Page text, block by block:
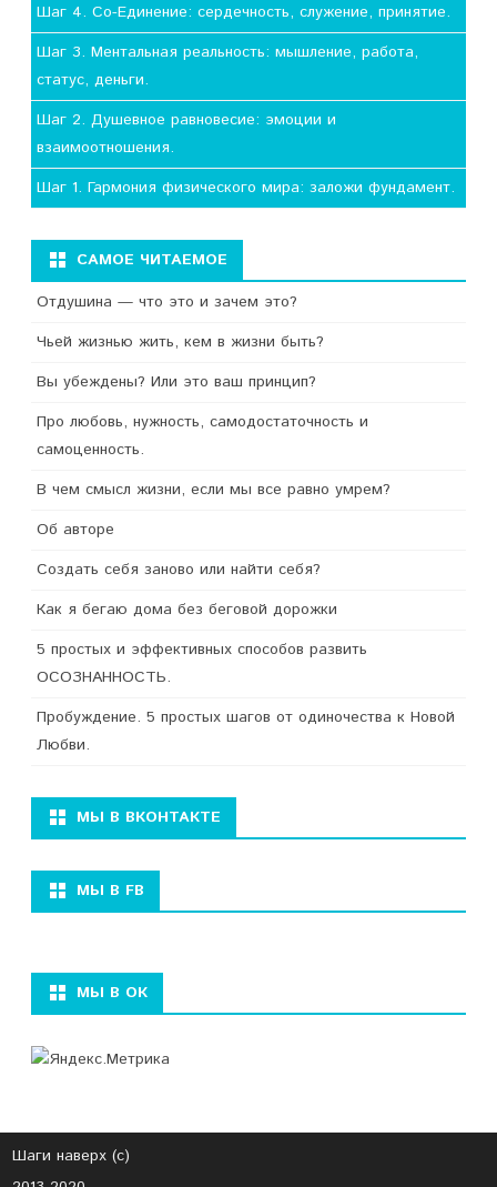
Шаг 4. Со-Единение: сердечность, служение, принятие.
Шаг 3. Ментальная реальность: мышление, работа,
статус, деньги.
Шаг 2. Душевное равновесие: эмоции и
взаимоотношения.
Шаг 1. Гармония физического мира: заложи фундамент.
САМОЕ ЧИТАЕМОЕ
Отдушина — что это и зачем это?
Чьей жизнью жить, кем в жизни быть?
Вы убеждены? Или это ваш принцип?
Про любовь, нужность, самодостаточность и
самоценность.
В чем смысл жизни, если мы все равно умрем?
Об авторе
Создать себя заново или найти себя?
Как я бегаю дома без беговой дорожки
5 простых и эффективных способов развить
ОСОЗНАННОСТЬ.
Пробуждение. 5 простых шагов от одиночества к Новой
Любви.
МЫ В ВКОНТАКТЕ
МЫ В FB
МЫ В ОК
Шаги наверх (с)